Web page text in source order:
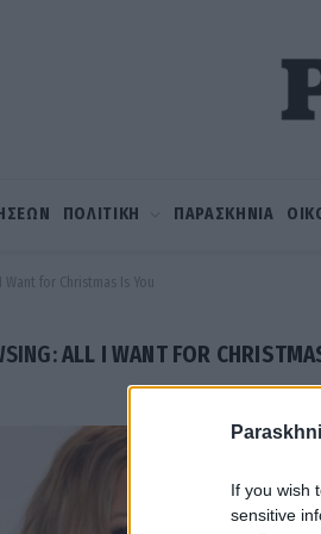
If you wish
sensitive
ΠΟΛΙΤΙΚΗ ΠΑΡΑΣΚΗΝΙΑ
Want for Christmas Is You
ALL I WANT FOR